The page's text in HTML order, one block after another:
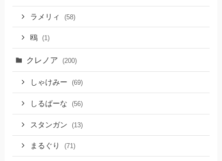
ラメリィ (58)
鴎 (1)
クレノア (200)
しゃけみー (69)
しるばーな (56)
スタンガン (13)
まるぐり (71)